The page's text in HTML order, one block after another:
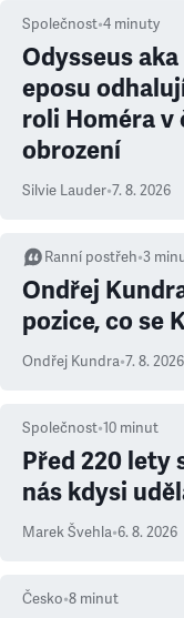
Společnost•4 minuty
Odysseus
eposu
roli Homéra v
obrození
Silvie Lauder•7. 8. 2026
Ranní postřeh•3
Ondřej
pozice, co se
Ondřej Kundra•7. 8. 2026
Společnost•10 minut
Před 220 lety
nás kdysi
Marek Švehla•6. 8. 2026
Česko•8 minut